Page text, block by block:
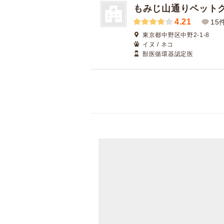
もみじ山通りペット
4.21 15
東京都中野区中野2-1-8
イヌ / ネコ
獣医循環器認定医